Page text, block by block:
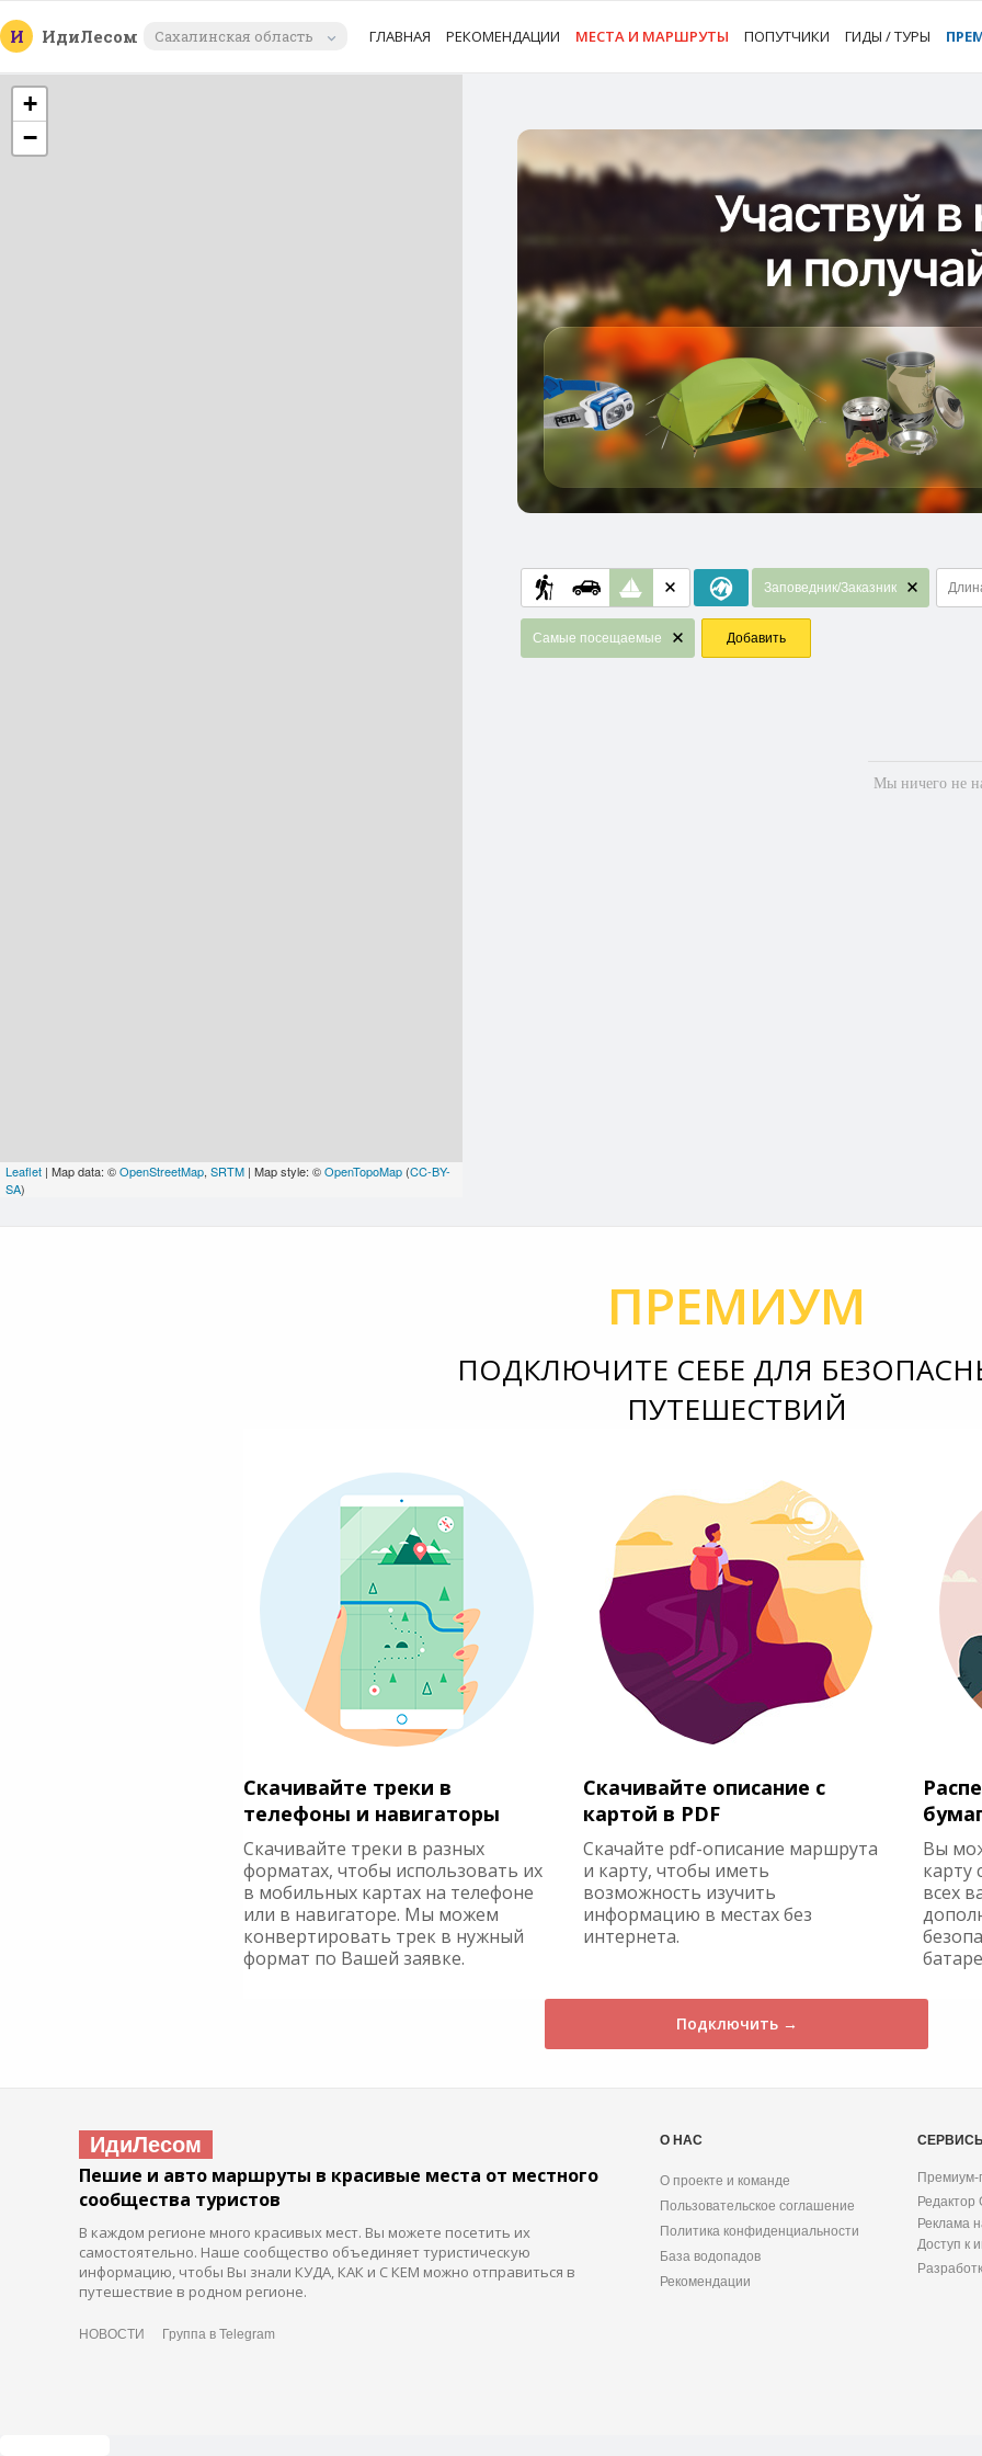
И ИдиЛесом Сахалинская область ГЛАВНАЯ РЕКОМЕНДАЦИИ МЕСТА И МАРШРУТЫ ПОПУТЧИКИ ГИДЫ / ТУРЫ
+
−
Leaflet | Map data: ©OpenStreetMap, SRTM | Map style: ©OpenTopoMap (CC-BY-
SA)
Заповедник/Заказник
Самые посещаемые Добавить
Мы ничего не
ПРЕМИУМ
ПОДКЛЮЧИТЕ СЕБЕ ДЛЯ
ПУТЕШЕСТВИЙ
Скачивайте треки в
телефоны и навигаторы
Скачивайте треки в разных
форматах, чтобы использовать их
в мобильных картах на телефоне
или в навигаторе. Мы можем
конвертировать трек в нужный
формат по Вашей заявке.
Скачивайте описание с
картой в PDF
Скачайте pdf-описание маршрута
и карту, чтобы иметь
возможность изучить
информацию в местах без
интернета.
Вы
карту
всех
Подключить →
ИдиЛесом
Пешие и авто маршруты в красивые места от местного
сообщества туристов
В каждом регионе много красивых мест. Вы можете посетить их
самостоятельно. Наше сообщество объединяет туристическую
информацию, чтобы Вы знали КУДА, КАК и С КЕМ можно отправиться в
путешествие в родном регионе.
НОВОСТИ Группа в Telegram
О НАС
О проекте и команде
Пользовательское соглашение
Политика конфиденциальности
База водопадов
Рекомендации
Премиум-
Редактор
Реклама
Доступ к